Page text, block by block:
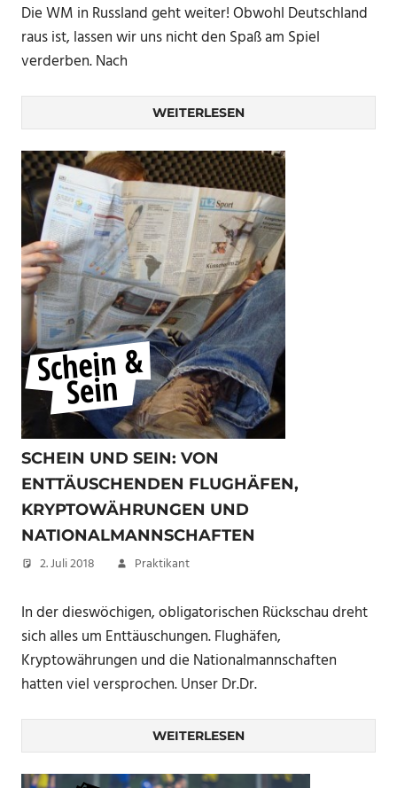
Die WM in Russland geht weiter! Obwohl Deutschland
raus ist, lassen wir uns nicht den Spaß am Spiel
verderben. Nach
WEITERLESEN
SCHEIN UND SEIN: VON
ENTTÄUSCHENDEN FLUGHÄFEN,
KRYPTOWÄHRUNGEN UND
NATIONALMANNSCHAFTEN
2. Juli 2018 Praktikant
In der dieswöchigen, obligatorischen Rückschau dreht
sich alles um Enttäuschungen. Flughäfen,
Kryptowährungen und die Nationalmannschaften
hatten viel versprochen. Unser Dr.Dr.
WEITERLESEN